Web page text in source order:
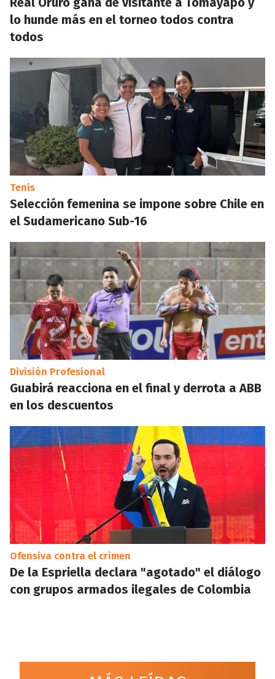
lo hunde más en el torneo todos contra
todos
Tenis
Selección femenina se impone sobre Chile en
el Sudamericano Sub-16
División Profesional
Guabirá reacciona en el final y derrota a ABB
en los descuentos
Ofensiva contra el crimen
De la Espriella declara "agotado" el diálogo
con grupos armados ilegales de Colombia